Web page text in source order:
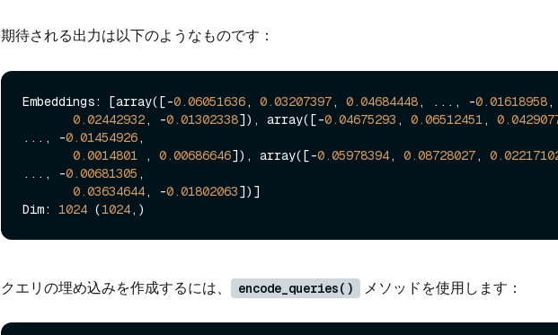
期待される出力は以下のようなものです：
Embeddings: [array([-0.06051636, 0.03207397, 0.04684448, ..., -0.01618958,
0.02442932, -0.01302338]), array([-0.04675293 , 0.06512451,
..., -0.01454926,
0.0014801 , 0.00686646]), array([-0.05978394, 0.08728027,
..., -0.00681305 ,
0.03634644, -0.01802063])]
Dim: 1024 (1024
クエリの埋め込みを作成するには、 encode_queries() メソッドを使用します：